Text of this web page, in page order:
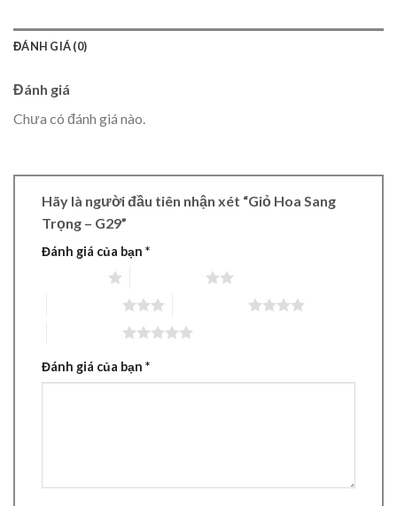
ĐÁNH GIÁ (0)
Đánh giá
Chưa có đánh giá nào.
Hãy là người đầu tiên nhận xét “Giỏ Hoa Sang
Trọng – G29”
Đánh giá của bạn *
Đánh giá của bạn *